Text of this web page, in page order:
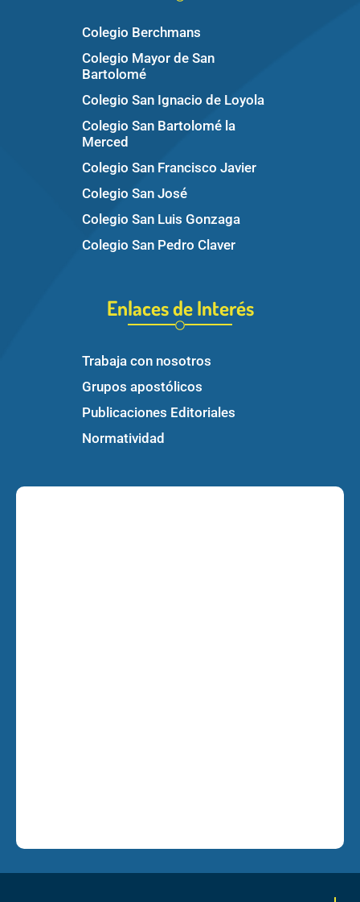
Colegio Berchmans
Colegio Mayor de San
Bartolomé
Colegio San Ignacio de Loyola
Colegio San Bartolomé la
Merced
Colegio San Francisco Javier
Colegio San José
Colegio San Luis Gonzaga
Colegio San Pedro Claver
Enlaces de Interés
Trabaja con nosotros
Grupos apostólicos
Publicaciones Editoriales
Normatividad